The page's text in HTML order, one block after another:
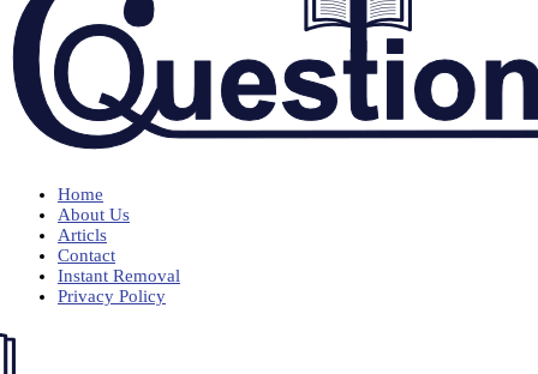
Home
About Us
Articls
Contact
Instant Removal
Privacy Policy